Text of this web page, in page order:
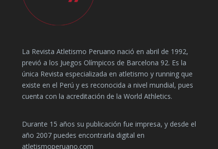
La Revista Atletismo Peruano nació en abril de 1992,
previó a los Juegos Olímpicos de Barcelona 92. Es la
única Revista especializada en atletismo y running que
existe en el Perú y es reconocida a nivel mundial, pues
cuenta con la acreditación de la World Athletics.
Durante 15 años su publicación fue impresa, y desde el
año 2007 puedes encontrarla digital en
atletismoperuano.com